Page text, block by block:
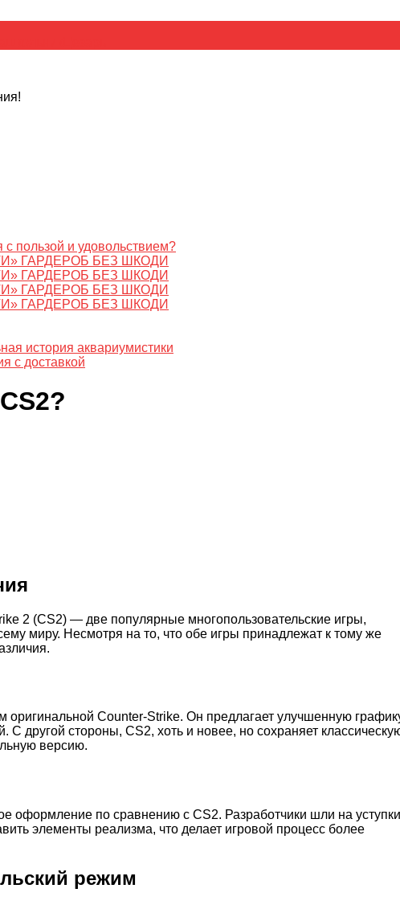
пользой и удовольствием?
ГАРДЕРОБ БЕЗ ШКОДИ
ГАРДЕРОБ БЕЗ ШКОДИ
ГАРДЕРОБ БЕЗ ШКОДИ
ГАРДЕРОБ БЕЗ ШКОДИ
история аквариумистики
с доставкой
2 (CS2) — две популярные многопользовательские игры,
миру. Несмотря на то, что обе игры принадлежат к тому же
Counter-Strike. Он предлагает улучшенную
другой стороны, CS2, хоть и новее, но сохраняет
версию.
оформление по сравнению с CS2. Разработчики шли на
элементы реализма, что делает игровой процесс более
режим